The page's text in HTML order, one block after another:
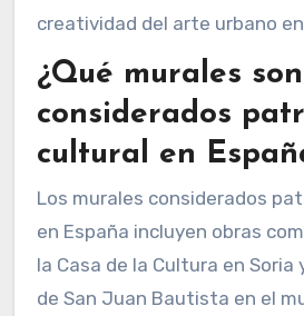
famoso por su mensaje de
mural notable es “El abrazo”
también en Barcelona. Este
figura infantil con una
En Madrid, el mural “Mujer en
artista Okuda San Miguel es
colores vibrantes y su estilo
Además, “La casa de las
creado por el artista Escif,